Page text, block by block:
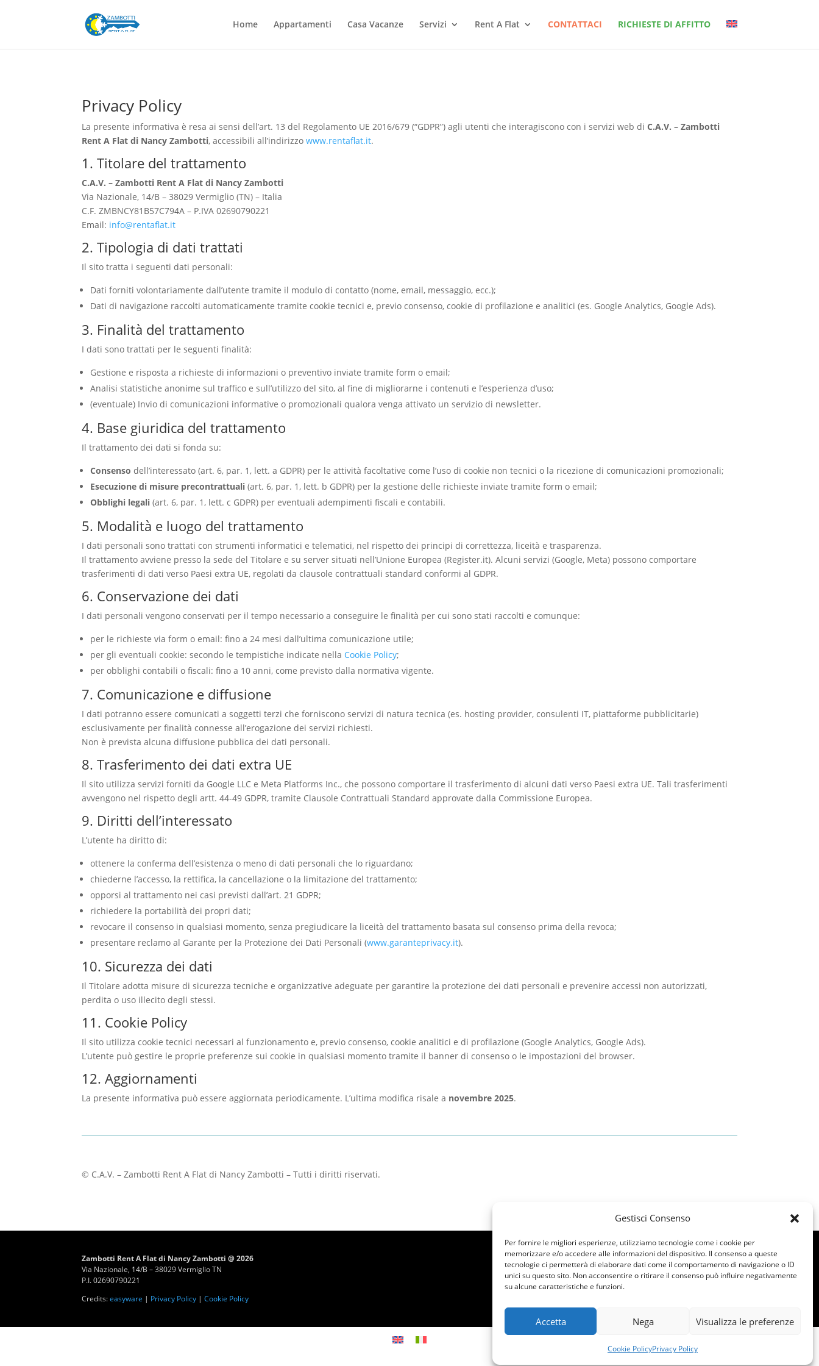
Gestisci Consenso
Per fornire le migliori esperienze, utilizziamo tecnologie come i cookie per
memorizzare e/o accedere alle informazioni del dispositivo. Il consenso a queste
tecnologie ci permetterà di elaborare dati come il comportamento di navigazione o ID
unici su questo sito. Non acconsentire o ritirare il consenso può influire negativamente
su alcune caratteristiche e funzioni.
Accetta Nega Visualizza le preferenze
Cookie PolicyPrivacy Policy
Home Appartamenti Casa Vacanze Servizi Rent A Flat CONTATTACI RICHIESTE DI AFFITTO
Privacy Policy
La presente informativa è resa ai sensi dell’art. 13 del Regolamento UE 2016/679 (“GDPR”) agli utenti che interagiscono con i servizi web diC.A.V. – Zambotti
Rent A Flat di Nancy Zambotti, accessibili all’indirizzowww.rentaflat.it.
1. Titolare del trattamento
C.A.V. – Zambotti Rent A Flat di Nancy Zambotti
Via Nazionale, 14/B – 38029 Vermiglio (TN) – Italia
C.F. ZMBNCY81B57C794A – P.IVA 02690790221
Email: info@rentaflat.it
2. Tipologia di dati trattati
Il sito tratta i seguenti dati personali:
Dati forniti volontariamente dall’utente tramite il modulo di contatto (nome, email, messaggio, ecc.);
Dati di navigazione raccolti automaticamente tramite cookie tecnici e, previo consenso, cookie di profilazione e analitici (es. Google Analytics, Google Ads).
3. Finalità del trattamento
I dati sono trattati per le seguenti finalità:
Gestione e risposta a richieste di informazioni o preventivo inviate tramite form o email;
Analisi statistiche anonime sul traffico e sull’utilizzo del sito, al fine di migliorarne i contenuti e l’esperienza d’uso;
(eventuale) Invio di comunicazioni informative o promozionali qualora venga attivato un servizio di newsletter.
4. Base giuridica del trattamento
Il trattamento dei dati si fonda su:
Consenso dell’interessato (art. 6, par. 1, lett. a GDPR) per le attività facoltative come l’uso di cookie non tecnici o la ricezione di comunicazioni promozionali;
Esecuzione di misure precontrattuali (art. 6, par. 1, lett. b GDPR) per la gestione delle richieste inviate tramite form o email;
Obblighi legali (art. 6, par. 1, lett. c GDPR) per eventuali adempimenti fiscali e contabili.
5. Modalità e luogo del trattamento
I dati personali sono trattati con strumenti informatici e telematici, nel rispetto dei principi di correttezza, liceità e trasparenza.
Il trattamento avviene presso la sede del Titolare e su server situati nell’Unione Europea (Register.it). Alcuni servizi (Google, Meta) possono comportare
trasferimenti di dati verso Paesi extra UE, regolati da clausole contrattuali standard conformi al GDPR.
6. Conservazione dei dati
I dati personali vengono conservati per il tempo necessario a conseguire le finalità per cui sono stati raccolti e comunque:
per le richieste via form o email: fino a 24 mesi dall’ultima comunicazione utile;
per gli eventuali cookie: secondo le tempistiche indicate nella Cookie Policy;
per obblighi contabili o fiscali: fino a 10 anni, come previsto dalla normativa vigente.
7. Comunicazione e diffusione
I dati potranno essere comunicati a soggetti terzi che forniscono servizi di natura tecnica (es. hosting provider, consulenti IT, piattaforme pubblicitarie)
esclusivamente per finalità connesse all’erogazione dei servizi richiesti.
Non è prevista alcuna diffusione pubblica dei dati personali.
8. Trasferimento dei dati extra UE
Il sito utilizza servizi forniti da Google LLC e Meta Platforms Inc., che possono comportare il trasferimento di alcuni dati verso Paesi extra UE. Tali trasferimenti
avvengono nel rispetto degli artt. 44-49 GDPR, tramite Clausole Contrattuali Standard approvate dalla Commissione Europea.
9. Diritti dell’interessato
L’utente ha diritto di:
ottenere la conferma dell’esistenza o meno di dati personali che lo riguardano;
chiederne l’accesso, la rettifica, la cancellazione o la limitazione del trattamento;
opporsi al trattamento nei casi previsti dall’art. 21 GDPR;
richiedere la portabilità dei propri dati;
revocare il consenso in qualsiasi momento, senza pregiudicare la liceità del trattamento basata sul consenso prima della revoca;
presentare reclamo al Garante per la Protezione dei Dati Personali (www.garanteprivacy.it).
10. Sicurezza dei dati
Il Titolare adotta misure di sicurezza tecniche e organizzative adeguate per garantire la protezione dei dati personali e prevenire accessi non autorizzati,
perdita o uso illecito degli stessi.
11. Cookie Policy
Il sito utilizza cookie tecnici necessari al funzionamento e, previo consenso, cookie analitici e di profilazione (Google Analytics, Google Ads).
L’utente può gestire le proprie preferenze sui cookie in qualsiasi momento tramite il banner di consenso o le impostazioni del browser.
12. Aggiornamenti
La presente informativa può essere aggiornata periodicamente. L’ultima modifica risale a novembre 2025.
© C.A.V. – Zambotti Rent A Flat di Nancy Zambotti – Tutti i diritti riservati.
Zambotti Rent A Flat di Nancy Zambotti @ 2026
Via Nazionale, 14/B – 38029 Vermiglio TN
P.I. 02690790221
Credits:easyware | Privacy Policy |Cookie Policy